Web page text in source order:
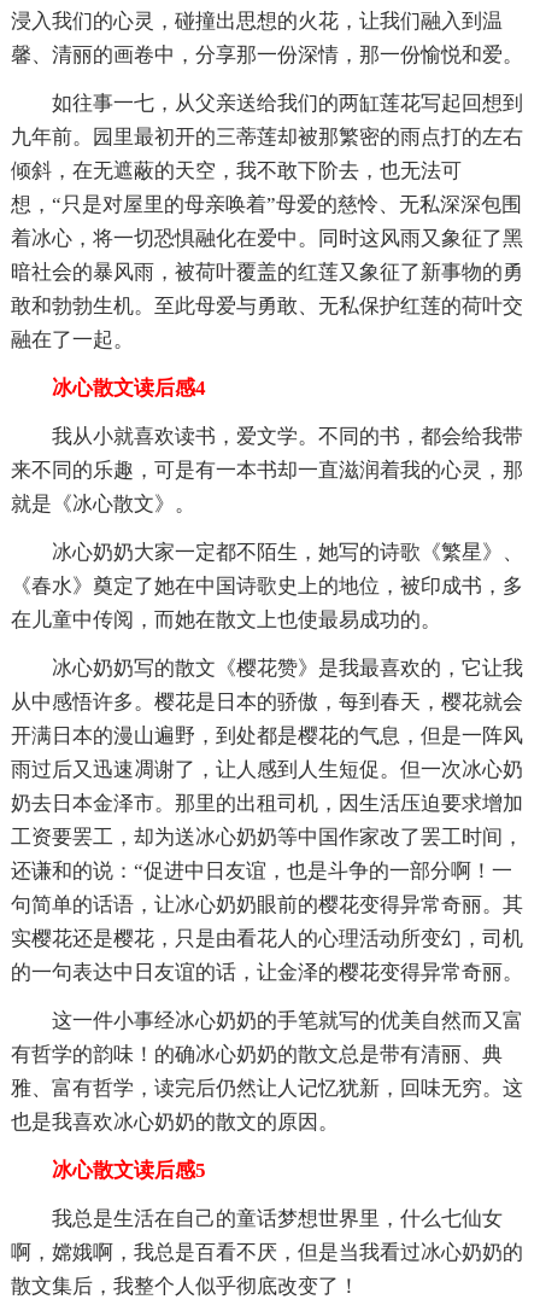
浸入我们的心灵，碰撞出思想的火花，让我们融入到温
馨、清丽的画卷中，分享那一份深情，那一份愉悦和爱。
如往事一七，从父亲送给我们的两缸莲花写起回想到
九年前。园里最初开的三蒂莲却被那繁密的雨点打的左右
倾斜，在无遮蔽的天空，我不敢下阶去，也无法可
想，“只是对屋里的母亲唤着”母爱的慈怜、无私深深包围
着冰心，将一切恐惧融化在爱中。同时这风雨又象征了黑
暗社会的暴风雨，被荷叶覆盖的红莲又象征了新事物的勇
敢和勃勃生机。至此母爱与勇敢、无私保护红莲的荷叶交
融在了一起。
冰心散文读后感4
我从小就喜欢读书，爱文学。不同的书，都会给我带
来不同的乐趣，可是有一本书却一直滋润着我的心灵，那
就是《冰心散文》。
冰心奶奶大家一定都不陌生，她写的诗歌《繁星》、
《春水》奠定了她在中国诗歌史上的地位，被印成书，多
在儿童中传阅，而她在散文上也使最易成功的。
冰心奶奶写的散文《樱花赞》是我最喜欢的，它让我
从中感悟许多。樱花是日本的骄傲，每到春天，樱花就会
开满日本的漫山遍野，到处都是樱花的气息，但是一阵风
雨过后又迅速凋谢了，让人感到人生短促。但一次冰心奶
奶去日本金泽市。那里的出租司机，因生活压迫要求增加
工资要罢工，却为送冰心奶奶等中国作家改了罢工时间，
还谦和的说：“促进中日友谊，也是斗争的一部分啊！一
句简单的话语，让冰心奶奶眼前的樱花变得异常奇丽。其
实樱花还是樱花，只是由看花人的心理活动所变幻，司机
的一句表达中日友谊的话，让金泽的樱花变得异常奇丽。
这一件小事经冰心奶奶的手笔就写的优美自然而又富
有哲学的韵味！的确冰心奶奶的散文总是带有清丽、典
雅、富有哲学，读完后仍然让人记忆犹新，回味无穷。这
也是我喜欢冰心奶奶的散文的原因。
冰心散文读后感5
我总是生活在自己的童话梦想世界里，什么七仙女
啊，嫦娥啊，我总是百看不厌，但是当我看过冰心奶奶的
散文集后，我整个人似乎彻底改变了！